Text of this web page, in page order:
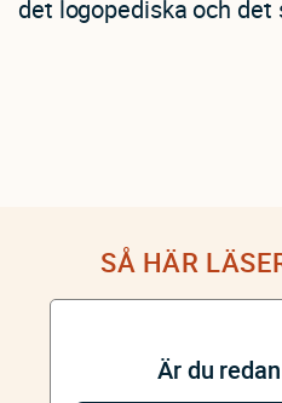
det logopediska och
SÅ HÄR
Är du